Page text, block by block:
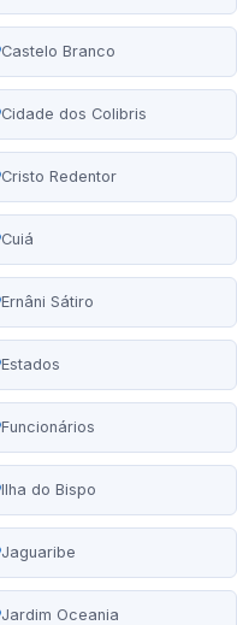
Castelo Branco
Cidade dos Colibris
Cristo Redentor
Cuiá
Ernâni Sátiro
Estados
Funcionários
Ilha do Bispo
Jaguaribe
Jardim Oceania